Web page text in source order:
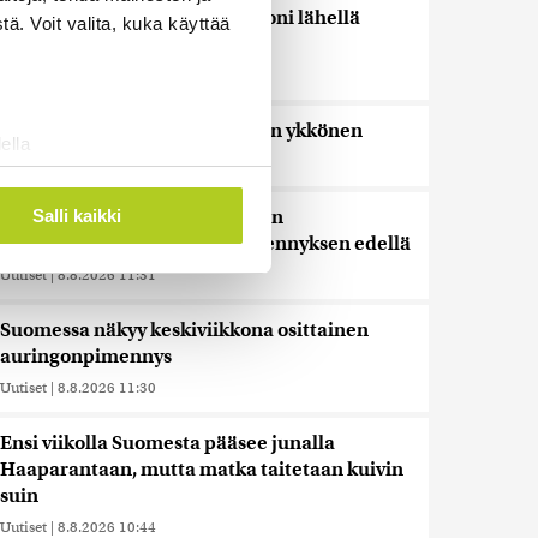
Voit valita, kuka käyttää
. Voit muuttaa
tukemiseen
alan
tietoja muihin tietoihin, joita
siirtää ulkomaille.
Salli kaikki
Bulgariassa on räjähtänyt drooni lähellä
HS: Kaikkonen puoluejohtajien ykkönen
Uutiset | 8.8.2026 13:09
Ursa on myynyt ennätysmäärän
pimennyslaseja auringonpimennyksen edellä
Uutiset | 8.8.2026 11:31
Suomessa näkyy keskiviikkona osittainen
auringonpimennys
Uutiset | 8.8.2026 11:30
Ensi viikolla Suomesta pääsee junalla
Haaparantaan, mutta matka taitetaan kuivin
suin
Uutiset | 8.8.2026 10:44